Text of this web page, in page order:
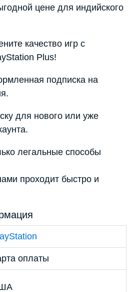
цене для индийского
качество игр с
Plus!
подписка на
для нового или уже
легальные способы
проходит быстро и
оплаты